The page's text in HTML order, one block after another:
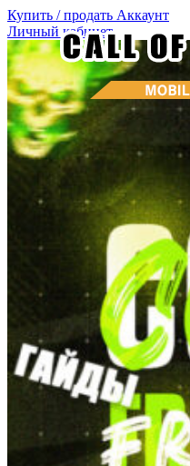
Купить / продать Аккаунт
Личный кабинет